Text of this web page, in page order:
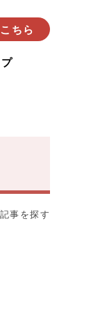
ちら
事を探す